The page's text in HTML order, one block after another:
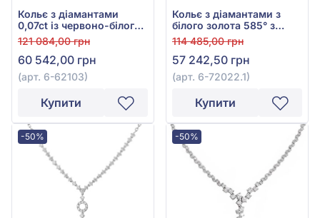
Кольє з діамантами
0,07ct із червоно-білого
золота 585°, арт. 6-62103
121 084,00 грн
60 542,00 грн
(арт. 6-62103)
Купити
Кольє з діамантами з
білого золота 585° з
синім діамантом 0,08ct,
синім сапфіром гідро.
0,23ct та прозорим
діамантом 0,27ct, арт. 6-
72022.1
114 485,00 грн
57 242,50 грн
(арт. 6-72022.1)
Купити
-50% -50%